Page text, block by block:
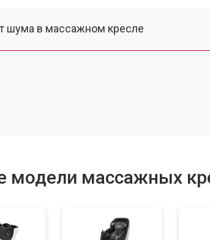
шума в массажном кресле
модели массажных